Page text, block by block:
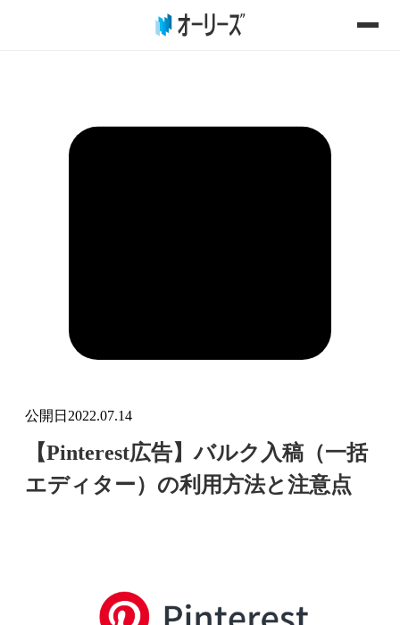
公開日 2022.07.14
【Pinterest広告】バルク入稿（一括
エディター）の利用方法と注意点